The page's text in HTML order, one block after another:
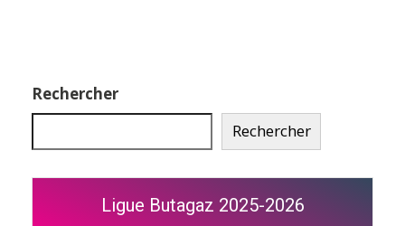
Rechercher
Rechercher
Ligue Butagaz 2025-2026